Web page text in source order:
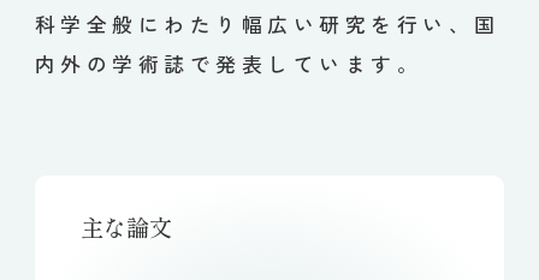
科学全般にわたり幅広い研究を行い、国
内外の学術誌で発表しています。
主な論文